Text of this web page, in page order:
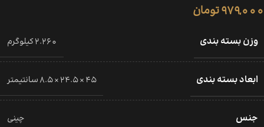
979,000تومان
وزن بسته بندی 2.260 کیلوگرم
ابعاد بسته بندی 45 × 24.5 × 8.5 سانتیمتر
جنس چینی